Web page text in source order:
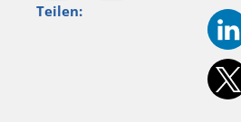
Teilen: